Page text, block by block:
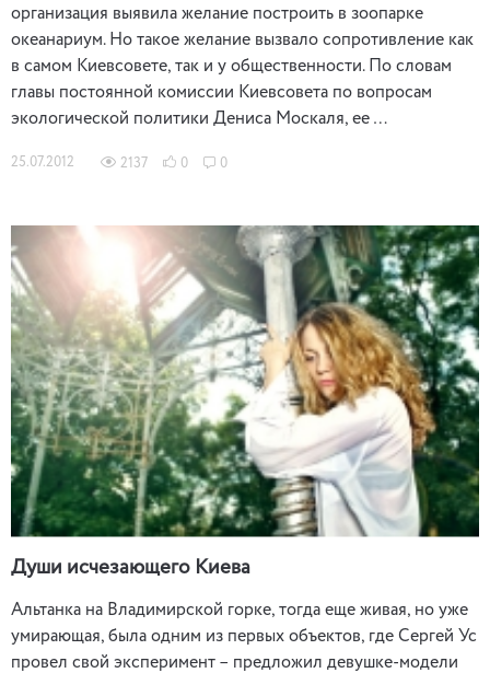
организация выявила желание построить в зоопарке
океанариум. Но такое желание вызвало сопротивление как
в самом Киевсовете, так и у общественности. По словам
главы постоянной комиссии Киевсовета по вопросам
экологической политики Дениса Москаля, ее …
25.07.2012 2137 0 0
Души исчезающего Киева
Альтанка на Владимирской горке, тогда еще живая, но уже
умирающая, была одним из первых объектов, где Сергей Ус
провел свой эксперимент – предложил девушке-модели